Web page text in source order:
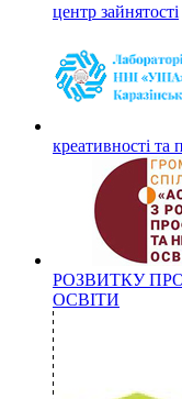
центр зайнятості
креативності та
РОЗВИТКУ
ОСВІТИ